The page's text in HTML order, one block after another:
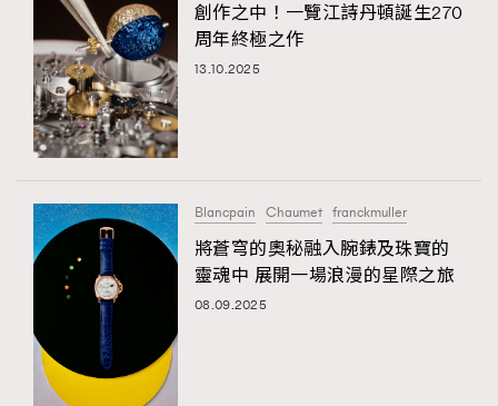
創作之中！一覽江詩丹頓誕生270
周年終極之作
13.10.2025
Blancpain Chaumet franckmuller
將蒼穹的奧秘融入腕錶及珠寶的
靈魂中 展開一場浪漫的星際之旅
08.09.2025